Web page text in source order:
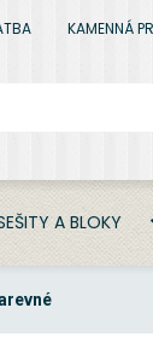
KAMENNÁ
A BLOKY